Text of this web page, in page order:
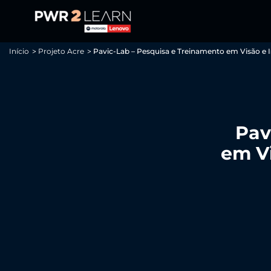
umInício Projeto Acre Pavic-Lab – Pesquisa e Treinamento em Visão
em